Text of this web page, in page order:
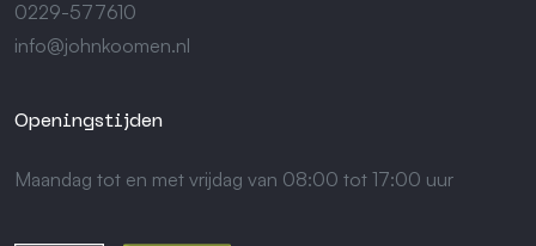
0229-577610
info@johnkoomen.nl
Openingstijden
Maandag tot en met vrijdag van 08:00 tot 17:00 uur